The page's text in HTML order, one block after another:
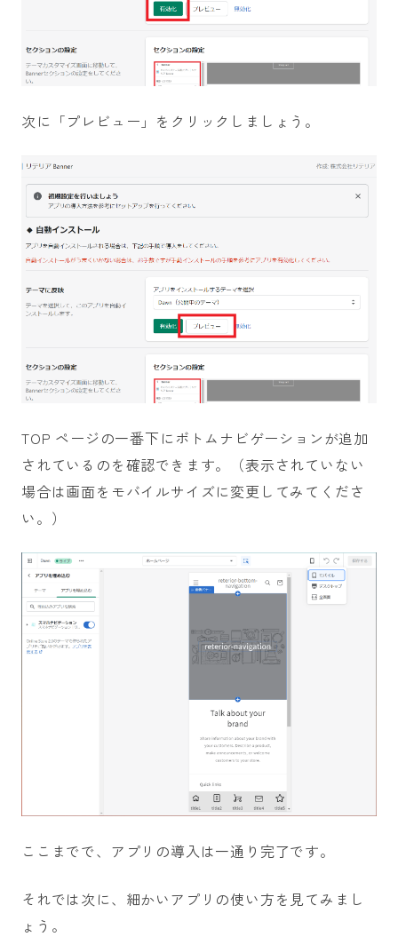
次に「プレビュー」をクリックしましょう。
TOP ページの一番下にボトムナビゲーションが追加
されているのを確認できます。（表示されていない
場合は画面をモバイルサイズに変更してみてくださ
い。）
ここまでで、アプリの導入は一通り完了です。
それでは次に、細かいアプリの使い方を見てみまし
ょう。